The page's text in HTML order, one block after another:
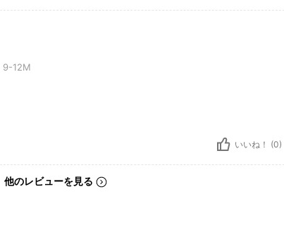
9-12M
いいね！ (0)
他のレビューを見る